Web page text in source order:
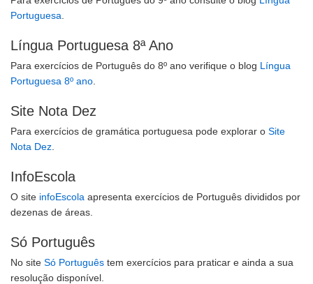
Portuguesa
Língua Portuguesa 8ª Ano
Para exercícios de Português do 8º ano verifique o blog Língua
Portuguesa 8º ano
Site Nota Dez
Para exercícios de gramática portuguesa pode explorar o Site
Nota Dez
InfoEscola
O site infoEscola apresenta exercícios de Português divididos por
dezenas de áreas.
Só Português
No site Só Português tem exercícios para praticar e ainda a sua
resolução disponível.